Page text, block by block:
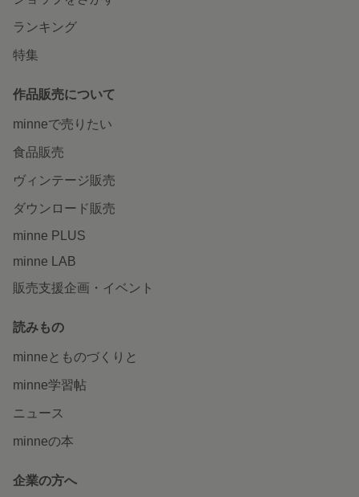
ランキング
特集
作品販売について
minneで売りたい
食品販売
ヴィンテージ販売
ダウンロード販売
minne PLUS
minne LAB
販売支援企画・イベント
読みもの
minneとものづくりと
minne学習帖
ニュース
minneの本
企業の方へ